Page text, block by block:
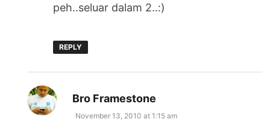
peh..seluar dalam 2..:)
REPLY
Bro Framestone
November 13, 2010 at 1:15 am